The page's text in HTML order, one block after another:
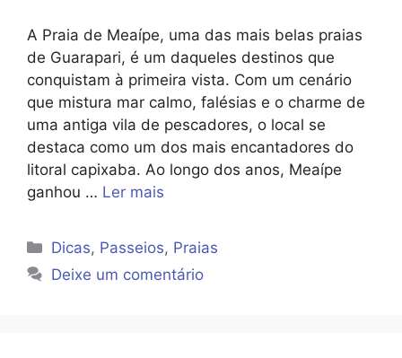
A Praia de Meaípe, uma das mais belas praias
de Guarapari, é um daqueles destinos que
conquistam à primeira vista. Com um cenário
que mistura mar calmo, falésias e o charme de
uma antiga vila de pescadores, o local se
destaca como um dos mais encantadores do
litoral capixaba. Ao longo dos anos, Meaípe
ganhou … Ler mais
Categorias
Dicas, Passeios, Praias
Deixe um comentário